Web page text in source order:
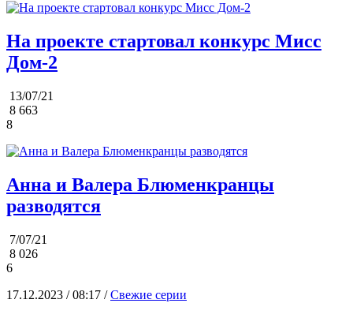
На проекте стартовал конкурс Мисс
Дом-2
13/07/21
8 663
8
Анна и Валера Блюменкранцы
разводятся
7/07/21
8 026
6
17.12.2023 / 08:17 /Свежие серии